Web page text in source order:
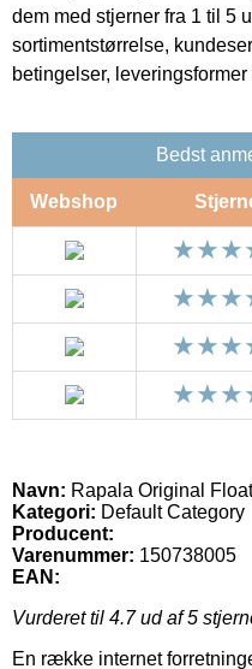
dem med stjerner fra 1 til 5
sortimentstørrelse,
betingelser,
Bedst
Webshop
Navn: Rapala Original
Kategori: Default Category
Producent:
Varenummer: 150738005
EAN:
Vurderet til 4.7ud af 5
En række internet